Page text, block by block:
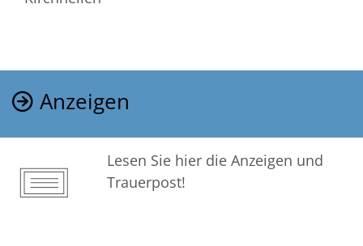
Anzeigen
Lesen Sie hier die Anzeigen und
Trauerpost!